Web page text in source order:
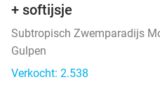
+ softijsje
Subtropisch Zwemparadijs
Gulpen
Verkocht: 2.538